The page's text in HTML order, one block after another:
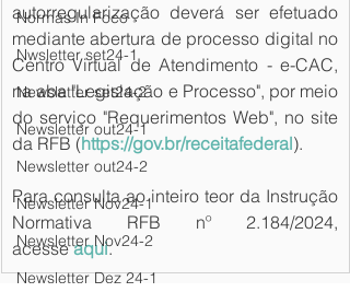
Normas In Foco
Nwsletter set24-1
Newsletter set24-2
Newsletter out24-1
Newsletter out24-2
Newsletter Nov24-1
Newsletter Nov24-2
Newsletter Dez 24-1
autorregularização deverá ser efetuado
mediante abertura de processo digital no
Centro Virtual de Atendimento - e-CAC,
na aba "Legislação e Processo", por meio
do serviço "Requerimentos Web", no site
da RFB (https://gov.br/receitafederal).
Para consulta ao inteiro teor da Instrução
Normativa RFB nº 2.184/2024,
acesse aqui.